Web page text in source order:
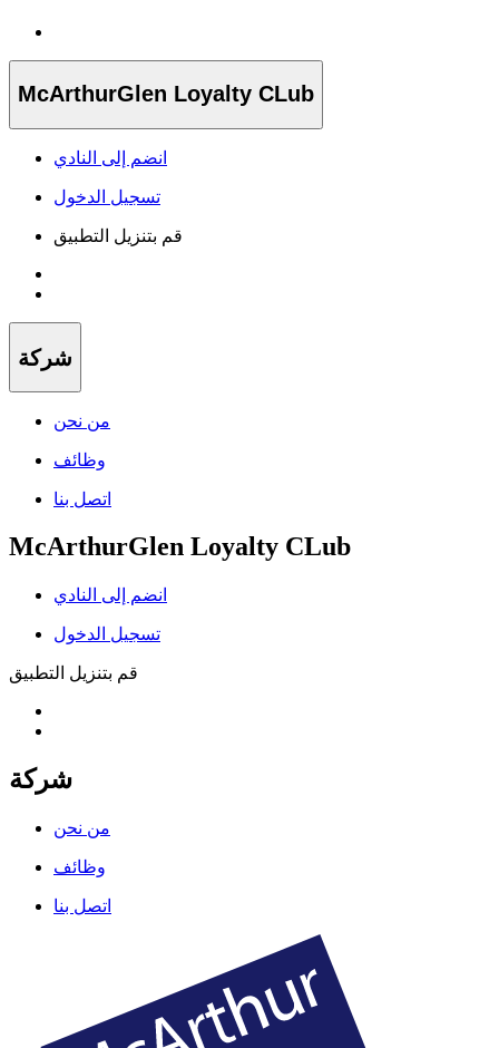
McArthurGlen Loyalty CLub
انضم إلى النادي
تسجيل الدخول
قم بتنزيل التطبيق
شركة
من نحن
وظائف
اتصل بنا
McArthurGlen Loyalty CLub
انضم إلى النادي
تسجيل الدخول
قم بتنزيل التطبيق
شركة
من نحن
وظائف
اتصل بنا